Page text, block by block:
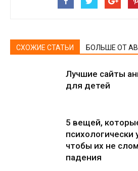
СХОЖИЕ СТАТЬИ БОЛЬШЕ ОТ
Лучшие сайты
для детей
5 вещей,
чтобы их не
падения